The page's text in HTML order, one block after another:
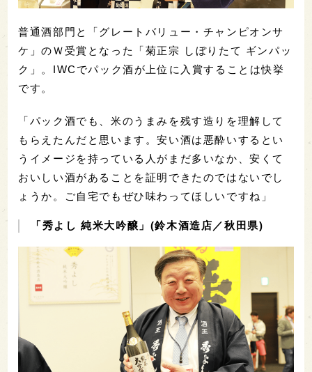
普通酒部門と「グレートバリュー・チャンピオンサ
ケ」のＷ受賞となった「菊正宗 しぼりたて ギンパッ
ク」。IWCでパック酒が上位に入賞することは快挙
です。
「パック酒でも、米のうまみを残す造りを理解して
もらえたんだと思います。安い酒は悪酔いするとい
うイメージを持っている人がまだ多いなか、安くて
おいしい酒があることを証明できたのではないでし
ょうか。ご自宅でもぜひ味わってほしいですね」
「秀よし 純米大吟醸」(鈴木酒造店／秋田県)